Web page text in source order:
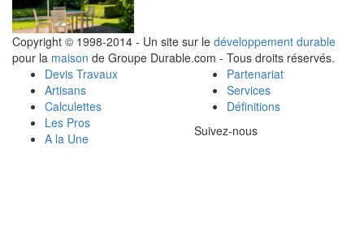
Copyright © 1998-2014 - Un site sur le développement durable
pour la maison de Groupe Durable.com - Tous droits réservés.
Devis Travaux
Artisans
Calculettes
Les Pros
A la Une
Partenariat
Services
Définitions
Suivez-nous